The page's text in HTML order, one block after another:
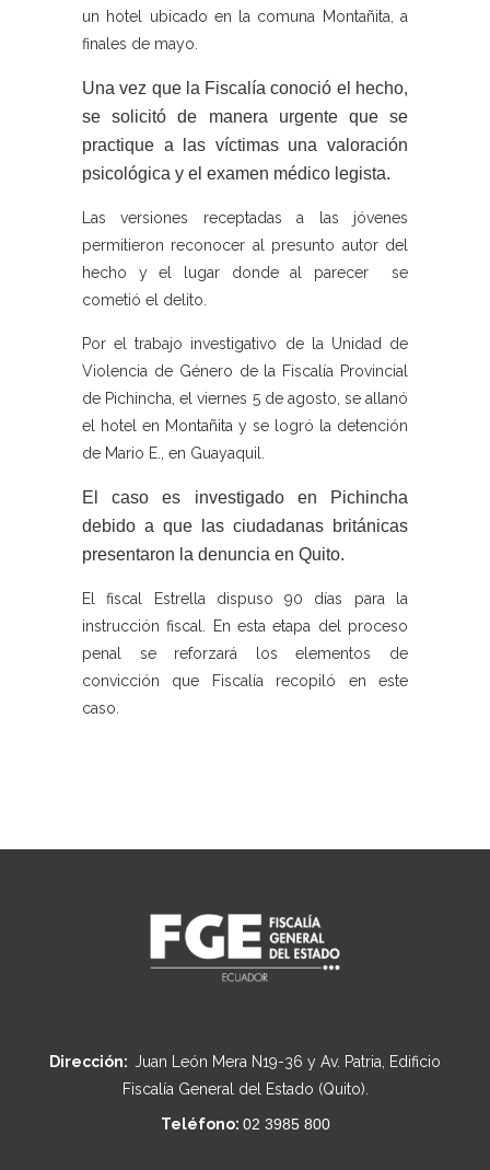
un hotel ubicado en la comuna Montañita, a
finales de mayo.
Una vez que la Fiscalía conoció el hecho,
se solicitó de manera urgente que se
practique a las víctimas una valoración
psicológica y el examen médico legista.
Las versiones receptadas a las jóvenes
permitieron reconocer al presunto autor del
hecho y el lugar donde al parecer se
cometió el delito.
Por el trabajo investigativo de la Unidad de
Violencia de Género de la Fiscalía Provincial
de Pichincha, el viernes 5 de agosto, se allanó
el hotel en Montañita y se logró la detención
de Mario E., en Guayaquil.
El caso es investigado en Pichincha
debido a que las ciudadanas británicas
presentaron la denuncia en Quito.
El fiscal Estrella dispuso 90 días para la
instrucción fiscal. En esta etapa del proceso
penal se reforzará los elementos de
convicción que Fiscalía recopiló en este
caso.
Dirección: Juan León Mera N19-36 y Av. Patria, Edificio
Fiscalía General del Estado (Quito).
Teléfono: 02 3985 800